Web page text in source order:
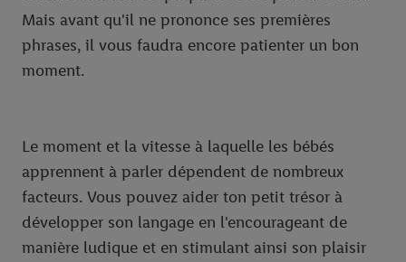
Mais avant qu'il ne prononce ses premières
phrases, il vous faudra encore patienter un bon
moment.
Le moment et la vitesse à laquelle les bébés
apprennent à parler dépendent de nombreux
facteurs. Vous pouvez aider ton petit trésor à
développer son langage en l'encourageant de
manière ludique et en stimulant ainsi son plaisir